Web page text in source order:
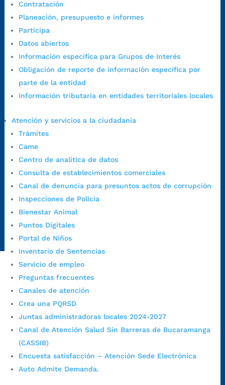
Contratación
Planeación, presupuesto e informes
Participa
Datos abiertos
Información específica para Grupos de Interés
Obligación de reporte de información específica por
parte de la entidad
Información tributaria en entidades territoriales locales
Atención y servicios a la ciudadanía
Trámites
Came
Centro de analítica de datos
Consulta de establecimientos comerciales
Canal de denuncia para presuntos actos de corrupción
Inspecciones de Policía
Bienestar Animal
Puntos Digitales
Portal de Niños
Inventario de Sentencias
Servicio de empleo
Preguntas frecuentes
Canales de atención
Crea una PQRSD
Juntas administradoras locales 2024-2027
Canal de Atención Salud Sin Barreras de Bucaramanga
(CASSIB)
Encuesta satisfacción – Atención Sede Electrónica
Auto Admite Demanda.
Lunes a jueves: 7:00 a.m. a 12:00 m y de 1:00 p.m. a 5:30 p.m.
Viernes: 7:00 a.m. a 5:00 p.m. en Jornada Continua con
Horario de Atención CAME (Norte):
Dirección:
Carrera 12 #16N-84 del barrio Kennedy.
Horario habitual de lunes a viernes en
Alcaldía de Bucaramanga
@AlcaldíaBGA